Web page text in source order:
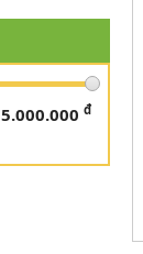
5.000.000 đ